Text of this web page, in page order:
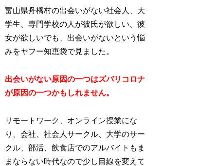
富山県舟橋村の出会いがない社会人、大
学生、専門学校の人が彼氏が欲しい、彼
女が欲しいでも、出会いがないという悩
みをヤフー知恵袋で見ました。
出会いがない原因の一つはズバリコロナ
が原因の一つかもしれません。
リモートワーク、オンライン授業にな
り、会社、社会人サークル、大学のサー
クル、部活、飲食店でのアルバイトもま
まならない時代なので少し目線を変えて